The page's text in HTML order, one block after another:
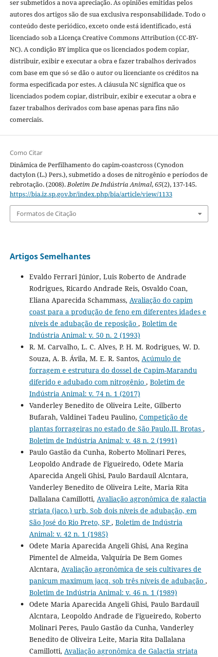
ser submetidos a nova apreciação. As opiniões emitidas pelos
autores dos artigos são de sua exclusiva responsabilidade. Todo o
conteúdo deste periódico, exceto onde está identificado, está
licenciado sob a Licença Creative Commons Attribution (CC-BY-
NC). A condição BY implica que os licenciados podem copiar,
distribuir, exibir e executar a obra e fazer trabalhos derivados
com base em que só se dão o autor ou licenciante os créditos na
forma especificada por estes. A cláusula NC significa que os
licenciados podem copiar, distribuir, exibir e executar a obra e
fazer trabalhos derivados com base apenas para fins não
comerciais.
Como Citar
Dinâmica de Perfilhamento do capim-coastcross (Cynodon
dactylon (L.) Pers.), submetido a doses de nitrogênio e períodos de
rebrotação. (2008).Boletim De Indústria Animal,65(2), 137-145.
https://bia.iz.sp.gov.br/index.php/bia/article/view/1133
Formatos de Citação
Artigos Semelhantes
Evaldo Ferrari Júnior, Luis Roberto de Andrade
Rodrigues, Ricardo Andrade Reis, Osvaldo Coan,
Eliana Aparecida Schammass, Avaliação do capim
coast para a produção de feno em diferentes idades e
níveis de adubação de reposição , Boletim de
Indústria Animal: v. 50 n. 2 (1993)
R. M. Carvalho, L. C. Alves, P. H. M. Rodrigues, W. D.
Souza, A. B. Ávila, M. E. R. Santos, Acúmulo de
forragem e estrutura do dossel de Capim-Marandu
diferido e adubado com nitrogênio , Boletim de
Indústria Animal: v. 74 n. 1 (2017)
Vanderley Benedito de Oliveira Leite, Gilberto
Bufarah, Valdinei Tadeu Paulino, Competição de
plantas forrageiras no estado de São Paulo.II. Brotas ,
Boletim de Indústria Animal: v. 48 n. 2 (1991)
Paulo Gastão da Cunha, Roberto Molinari Peres,
Leopoldo Andrade de Figueiredo, Odete Maria
Aparecida Angeli Ghisi, Paulo Bardauil Alcntara,
Vanderley Benedito de Oliveira Leite, Maria Rita
Dallalana Camillotti, Avaliação agronômica de galactia
striata (jaco.) urb. Sob dois níveis de adubação, em
São José do Rio Preto, SP , Boletim de Indústria
Animal: v. 42 n. 1 (1985)
Odete Maria Aparecida Angeli Ghisi, Ana Regina
Pimentel de Almeida, Valquíria De Bem Gomes
Alcntara, Avaliação agronômica de seis cultivares de
panicum maximum jacq. sob três níveis de adubação ,
Boletim de Indústria Animal: v. 46 n. 1 (1989)
Odete Maria Aparecida Angeli Ghisi, Paulo Bardauil
Alcntara, Leopoldo Andrade de Figueiredo, Roberto
Molinari Peres, Paulo Gastão da Cunha, Vanderley
Benedito de Oliveira Leite, Maria Rita Dallalana
Camillotti, Avaliação agronômica de Galactia striata